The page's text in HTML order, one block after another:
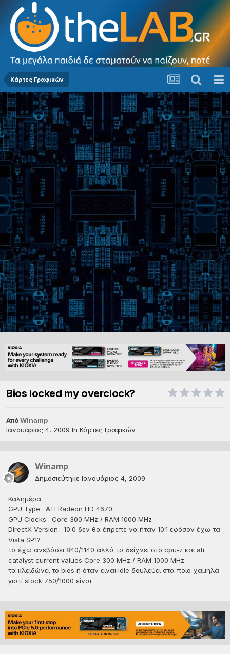
Κάρτες Γραφικών
Bios locked my overclock?
ΑπόWinamp
Ιανουάριος 4, 2009 In Κάρτες Γραφικών
Winamp
Δημοσιεύτηκε Ιανουάριος 4, 2009
Καλημέρα
GPU Type : ATI Radeon HD 4670
GPU Clocks : Core 300 MHz / RAM 1000 MHz
DirectX Version : 10.0 δεν θα έπρεπε να ήταν 10.1 εφόσον έχω τα
Vista SP1?
τα έχω ανεβάσει 840/1140 αλλά τα δείχνει στο cpu-z και ati
catalyst current values Core 300 MHz / RAM 1000 MHz
τα κλειδώνει το bios ή όταν είναι idle δουλεύει στα ποιο χαμηλά
γιατί stock 750/1000 είναι